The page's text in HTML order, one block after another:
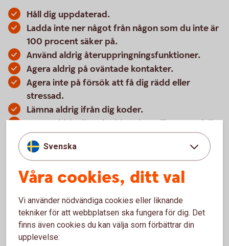
Håll dig uppdaterad.
Ladda inte ner något från någon som du inte är
100 procent säker på.
Använd aldrig återuppringningsfunktioner.
Agera aldrig på oväntade kontakter.
Agera inte på försök att få dig rädd eller
stressad.
Lämna aldrig ifrån dig koder.
Starta aldrig din e-legitimation, till exempel ditt
Bank-ID, på någons uppmaning.
Se över företagets rutiner och kontrollera att
rutinerna efterföljs.
Inför dubbla signaturer för betalningar och
Ta dig tid att alltid kontrollera uppgifter.
Låt inte sökmotorerna ge dig svar eftersom de
kan innehålla felaktiga, manipulerade
Svenska
Våra cookies, ditt val
Vi använder nödvändiga cookies eller liknande
tekniker för att webbplatsen ska fungera för dig. Det
finns även cookies du kan välja som förbättrar din
upplevelse: